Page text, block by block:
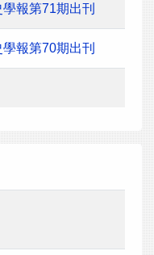
報第71期出刊
報第70期出刊